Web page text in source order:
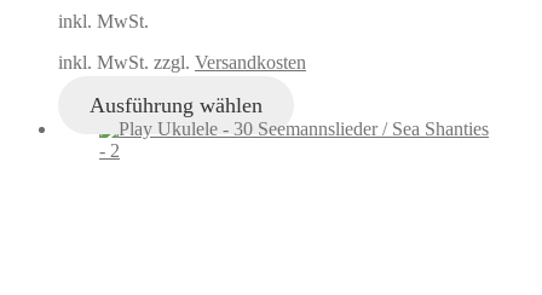
inkl. MwSt.
inkl. MwSt. zzgl. Versandkosten
Ausführung wählen